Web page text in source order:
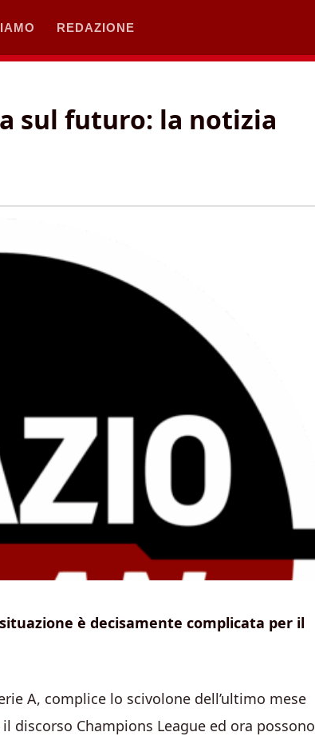
REDAZIONE
sul futuro: la notizia
è decisamente complicata per il
A, complice lo scivolone dell’ultimo mese
discorso Champions League ed ora possono